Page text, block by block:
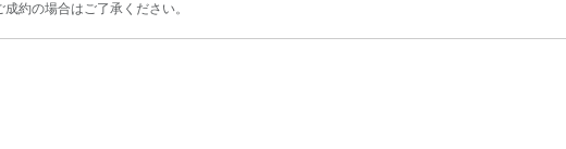
約の場合はご了承ください。